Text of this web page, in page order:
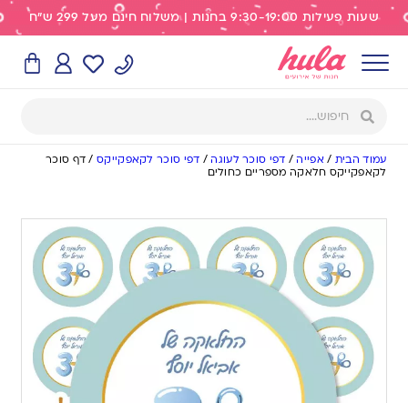
שעות פעילות 9:30-19:00 בחנות | משלוח חינם מעל 299 ש"ח
עמוד הבית /אפייה/ דפי סוכר לעוגה/ דפי סוכר לקאפקייקס/ דף סוכר
לקאפקייקס חלאקה מספריים כחולים